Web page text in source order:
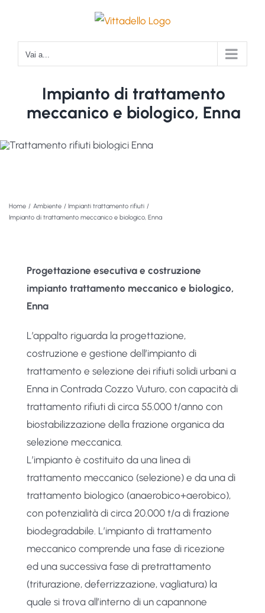
contenuto
Vai a...
Impianto di trattamento
meccanico e biologico, Enna
Home Ambiente
Impianti trattamento rifiuti
Impianto di trattamento meccanico e biologico, Enna
Progettazione esecutiva e costruzione
impianto trattamento meccanico e biologico,
Enna
L’appalto riguarda la progettazione,
costruzione e gestione dell’impianto di
trattamento e selezione dei rifiuti solidi urbani a
Enna in Contrada Cozzo Vuturo, con capacità di
trattamento rifiuti di circa 55.000 t/anno con
biostabilizzazione della frazione organica da
selezione meccanica.
L’impianto è costituito da una linea di
trattamento meccanico (selezione) e da una di
trattamento biologico (anaerobico+aerobico),
con potenzialità di circa 20.000 t/a di frazione
biodegradabile. L’impianto di trattamento
meccanico comprende una fase di ricezione
ed una successiva fase di pretrattamento
(triturazione, deferrizzazione, vagliatura) la
quale si trova all’interno di un capannone